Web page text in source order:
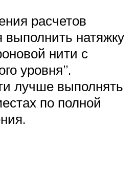
расчетов
выполнить натяжку
нити с
уровня”.
лучше выполнять
по полной